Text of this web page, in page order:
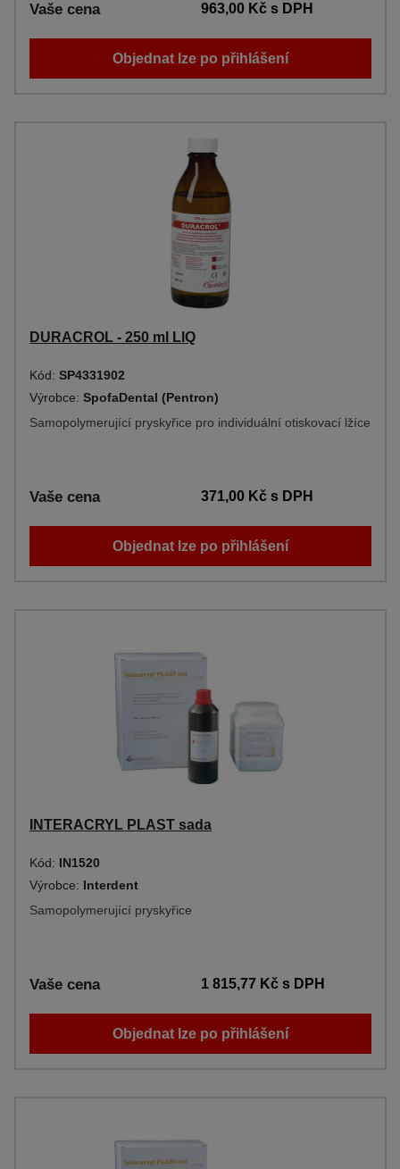
Vaše cena 963,00 Kčs DPH
Objednat lze po přihlášení
DURACROL - 250 ml LIQ
Kód: SP4331902
Výrobce: SpofaDental (Pentron)
Samopolymerující pryskyřice pro individuální otiskovací lžíce
Vaše cena 371,00 Kčs DPH
Objednat lze po přihlášení
INTERACRYL PLAST sada
Kód: IN1520
Výrobce: Interdent
Samopolymerující pryskyřice
Vaše cena 1 815,77 Kčs DPH
Objednat lze po přihlášení